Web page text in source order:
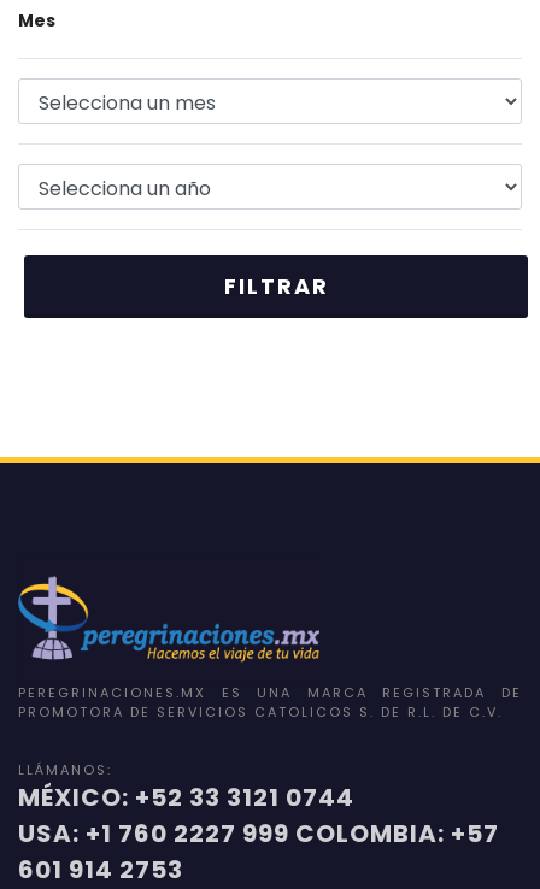
Mes
PEREGRINACIONES.MX ES UNA MARCA REGISTRADA DE
PROMOTORA DE SERVICIOS CATOLICOS S. DE R.L. DE C.V.
LLÁMANOS:
MÉXICO: +52 33 3121 0744
USA: +1 760 2227 999 COLOMBIA: +57
601 914 2753